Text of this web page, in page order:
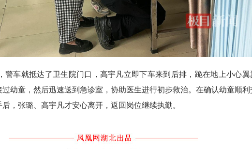
警车就抵达了卫生院门口，高宇凡立即下车来到后排，跪在地上小心翼
幼童，然后迅速送到急诊室，协助医生进行初步救治。在确认幼童顺利
，张璐、高宇凡才安心离开，返回岗位继续执勤。